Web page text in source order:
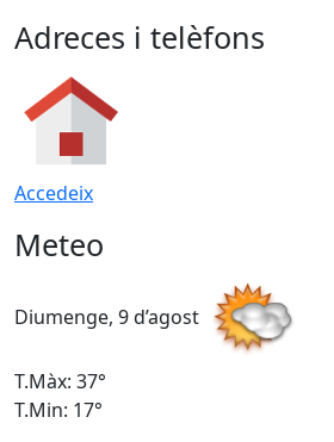
Adreces i telèfons
Accedeix
Meteo
Diumenge, 9 d’agost
T.Màx: 37°
T.Min: 17°